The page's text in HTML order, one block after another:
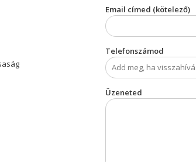
Email címed (kötelező)
Telefonszámod
Üzeneted